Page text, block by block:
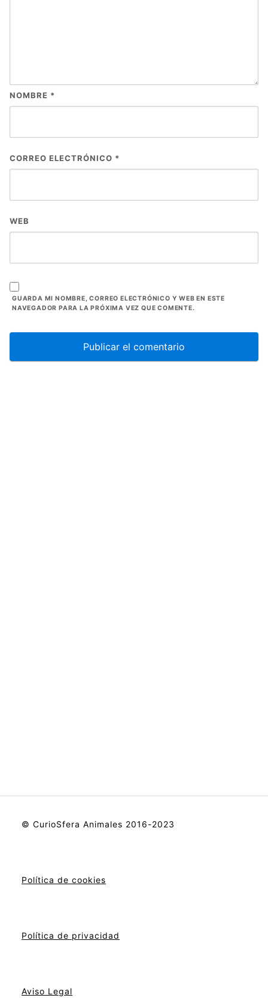
NOMBRE *
CORREO ELECTRÓNICO *
WEB
GUARDA MI NOMBRE, CORREO ELECTRÓNICO Y WEB EN ESTE
NAVEGADOR PARA LA PRÓXIMA VEZ QUE COMENTE.
© CurioSfera Animales 2016-2023
Política de cookies
Política de privacidad
Aviso Legal